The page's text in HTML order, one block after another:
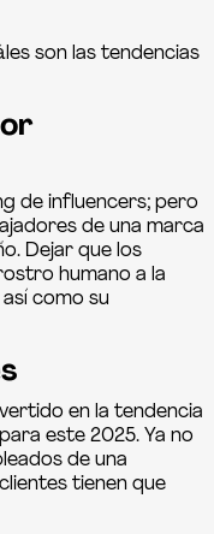
son las tendencias
de influencers; pero
de una marca
Dejar que los
humano a la
como su
en la tendencia
este 2025. Ya no
de una
tienen que